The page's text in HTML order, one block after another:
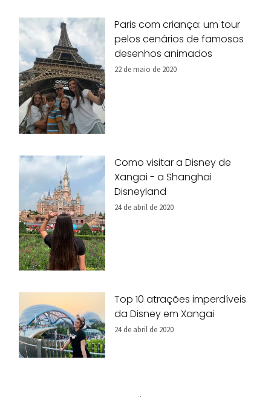
Paris com criança: um tour
pelos cenários de famosos
desenhos animados
22 de maio de 2020
Como visitar a Disney de
Xangai - a Shanghai
Disneyland
24 de abril de 2020
Top 10 atrações imperdíveis
da Disney em Xangai
24 de abril de 2020